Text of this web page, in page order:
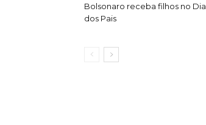
Bolsonaro receba filhos no Dia
dos Pais